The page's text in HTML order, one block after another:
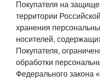
Покупателя на
территории
хранения
носителей,
Покупателя,
обработки
Федерального закона